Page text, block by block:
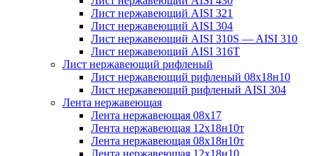
Лист нержавеющий AISI 321
Лист нержавеющий AISI 304
Лист нержавеющий AISI 310S — AISI 310
Лист нержавеющий AISI 316T
Лист нержавеющий рифленый
Лист нержавеющий рифленый 08х18н10
Лист нержавеющий рифленый AISI 304
Лента нержавеющая
Лента нержавеющая 08х17
Лента нержавеющая 12х18н10т
Лента нержавеющая 08х18н10т
Лента нержавеющая 12х18н10